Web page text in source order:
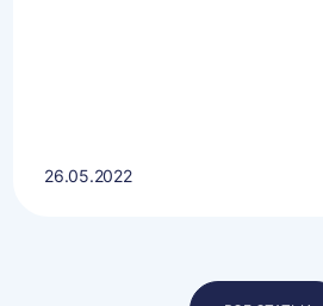
26.05.2022